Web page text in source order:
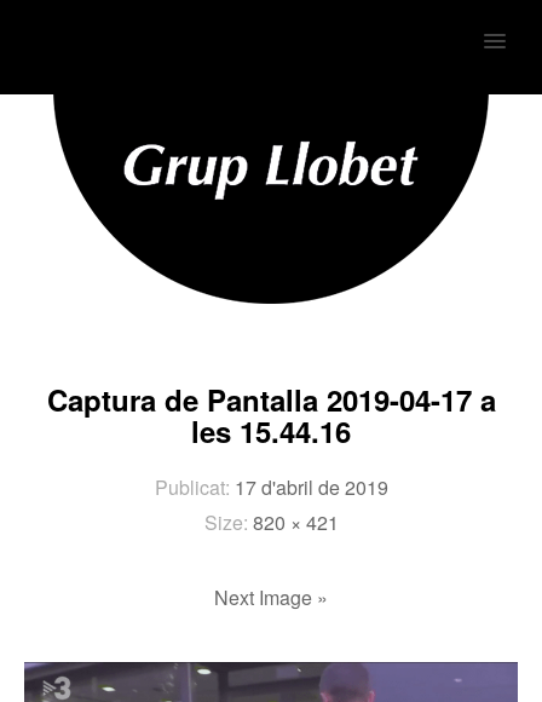
MENU
Captura de Pantalla 2019-04-17 a
les 15.44.16
Publicat: 17 d'abril de 2019
Size: 820 × 421
Next Image »